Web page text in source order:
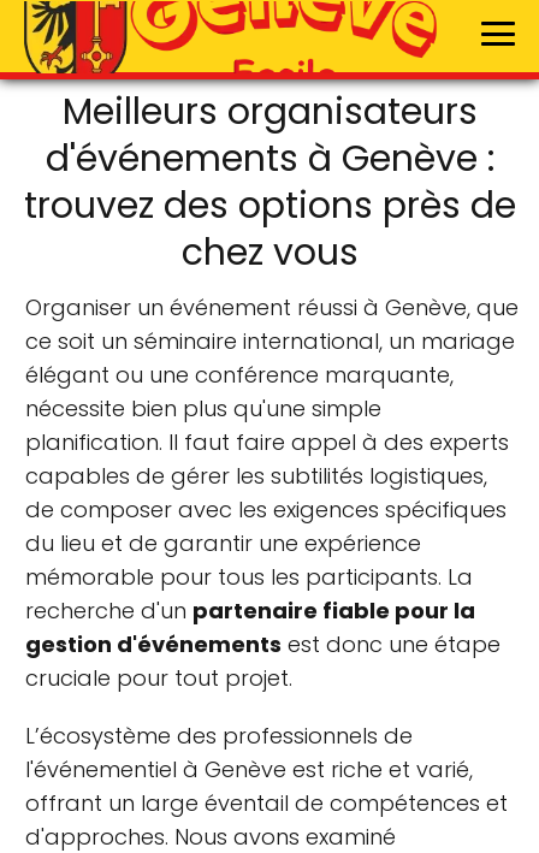
Meilleurs organisateurs
d'événements à Genève :
trouvez des options près de
chez vous
Organiser un événement réussi à Genève, que
ce soit un séminaire international, un mariage
élégant ou une conférence marquante,
nécessite bien plus qu'une simple
planification. Il faut faire appel à des experts
capables de gérer les subtilités logistiques,
de composer avec les exigences spécifiques
du lieu et de garantir une expérience
mémorable pour tous les participants. La
recherche d'un partenaire fiable pour la
gestion d'événements est donc une étape
cruciale pour tout projet.
L’écosystème des professionnels de
l'événementiel à Genève est riche et varié,
offrant un large éventail de compétences et
d'approches. Nous avons examiné